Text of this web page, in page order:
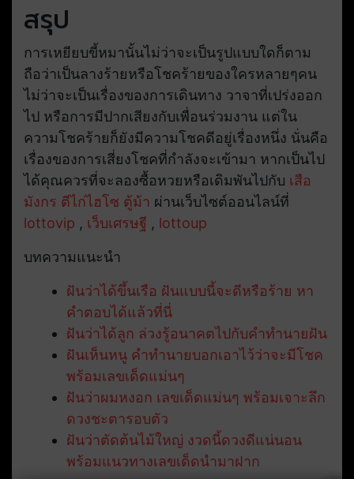
สรุป
การเหยียบขี้หมานั้นไม่ว่าจะเป็นรูปแบบใดก็ตาม
ถือว่าเป็นลางร้ายหรือโชคร้ายของใครหลายๆคน
ไม่ว่าจะเป็นเรื่องของการเดินทาง วาจาที่เปร่งออก
ไป หรือการมีปากเสียงกับเพื่อนร่วมงาน แต่ใน
ความโชคร้ายก็ยังมีความโชคดีอยู่เรื่องหนึ่ง นั่นคือ
เรื่องของการเสี่ยงโชคที่กำลังจะเข้ามา หากเป็นไป
ได้คุณควรที่จะลองซื้อหวยหรือเดิมพันไปกับ เสือ
มังกร ตีไก่ไฮโซ ตู้ม้า ผ่านเว็บไซต์ออนไลน์ที่
lottovip , เว็บเศรษฐี , lottoup
บทความแนะนำ
ฝันว่าได้ขึ้นเรือ ฝันแบบนี้จะดีหรือร้าย หา
คำตอบได้แล้วที่นี่
ฝันว่าได้ลูก ล่วงรู้อนาคตไปกับคำทำนายฝัน
ฝันเห็นหนู คำทำนายบอกเอาไว้ว่าจะมีโชค
พร้อมเลขเด็ดแม่นๆ
ฝันว่าผมหงอก เลขเด็ดแม่นๆ พร้อมเจาะลึก
ดวงชะตารอบตัว
ฝันว่าตัดต้นไม้ใหญ่ งวดนี้ดวงดีแน่นอน
พร้อมแนวทางเลขเด็ดนำมาฝาก